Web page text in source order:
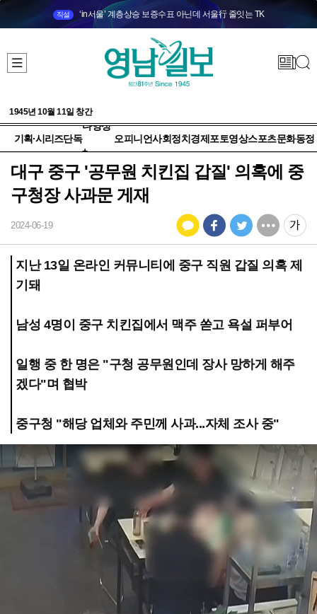
직설 ‘in서울’ 계층상승 보증수표 아닌데 서울行 줄잇는 TK
1945년 10월 11일 창간
기획·시리즈단독
다양성
+
오피니언사회정치 경제 포토영상스포츠문화동정
대구 중구 '공무원 치킨집 갑질' 의혹에 중
구청장 사과문 게재
2024-06-19
지난 13일 온라인 커뮤니티에 중구 직원 갑질 의혹 제
기돼
남성 4명이 중구 치킨집에서 맥주 쏟고 욕설 퍼부어
일행 중 한 명은 "구청 공무원인데 장사 망하게 해주
겠다"며 협박
중구청 "해당 업체와 주민께 사과...자체 조사 중"